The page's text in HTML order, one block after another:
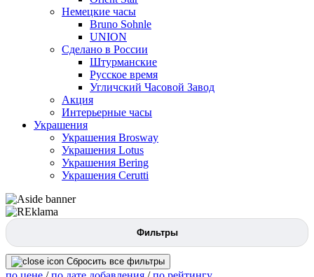
Немецкие часы
Bruno Sohnle
UNION
Сделано в России
Штурманские
Русское время
Угличский Часовой Завод
Акция
Интерьерные часы
Украшения
Украшения Brosway
Украшения Lotus
Украшения Bering
Украшения Cerutti
Фильтры
Сбросить все фильтры